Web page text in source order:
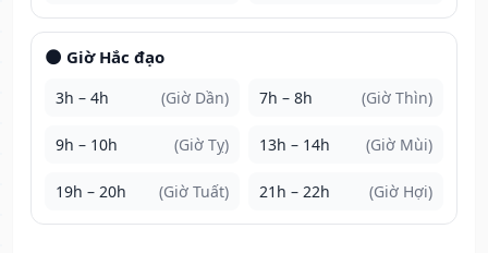
🌑 Giờ Hắc đạo
3h – 4h (Giờ Dần) 7h – 8h (Giờ Thìn)
9h – 10h (Giờ Tỵ) 13h – 14h (Giờ Mùi)
19h – 20h (Giờ Tuất) 21h – 22h (Giờ Hợi)